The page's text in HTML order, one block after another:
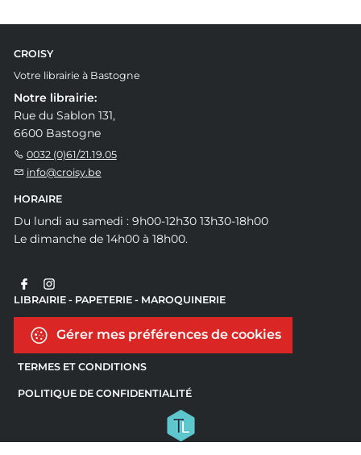
CROISY
Votre librairie à Bastogne
Notre librairie:
Rue du Sablon 131,
6600 Bastogne
0032 (0)61/21.19.05
info@croisy.be
HORAIRE
Du lundi au samedi : 9h00-12h30 13h30-18h00
Le dimanche de 14h00 à 18h00.
LIBRAIRIE - PAPETERIE - MAROQUINERIE
Gérer mes préférences de cookies
TERMES ET CONDITIONS
POLITIQUE DE CONFIDENTIALITÉ